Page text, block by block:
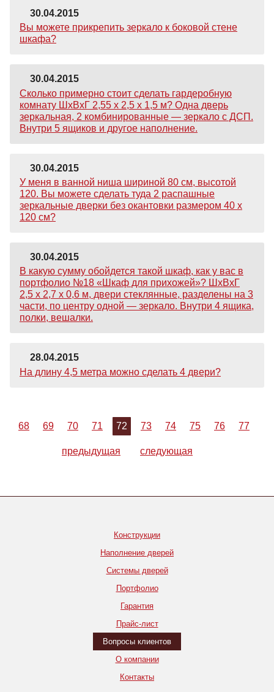
30.04.2015
Вы можете прикрепить зеркало к боковой стене
шкафа?
30.04.2015
Сколько примерно стоит сделать гардеробную
комнату ШхВхГ 2,55 х 2,5 х 1,5 м? Одна дверь
зеркальная, 2 комбинированные — зеркало с ДСП.
Внутри 5 ящиков и другое наполнение.
30.04.2015
У меня в ванной ниша шириной 80 см, высотой
120. Вы можете сделать туда 2 распашные
зеркальные дверки без окантовки размером 40 х
120 см?
30.04.2015
В какую сумму обойдется такой шкаф, как у вас в
портфолио №18 «Шкаф для прихожей»? ШхВхГ
2,5 х 2,7 х 0,6 м, двери стеклянные, разделены на 3
части, по центру одной — зеркало. Внутри 4 ящика,
полки, вешалки.
28.04.2015
На длину 4,5 метра можно сделать 4 двери?
68 69 70 71 72 73 74 75 76 77
предыдущая следующая
Конструкции
Наполнение дверей
Системы дверей
Портфолио
Гарантия
Прайс-лист
Вопросы клиентов
О компании
Контакты